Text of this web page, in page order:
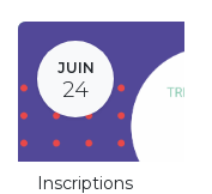
JUIN
24
Inscriptions